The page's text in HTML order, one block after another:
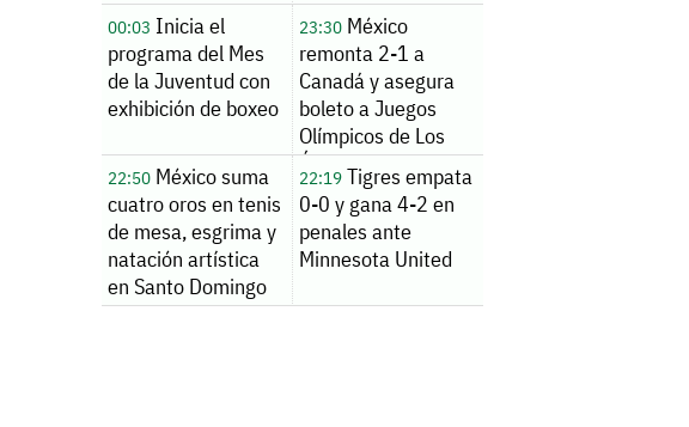
00:03 Inicia el
programa del Mes
de la Juventud con
exhibición de boxeo
23:30México
remonta 2-1 a
Canadá y asegura
boleto a Juegos
Olímpicos de Los
Ángeles 2028
22:50 México suma
cuatro oros en tenis
de mesa, esgrima y
natación artística
en Santo Domingo
22:19Tigres empata
0-0 y gana 4-2 en
penales ante
Minnesota United